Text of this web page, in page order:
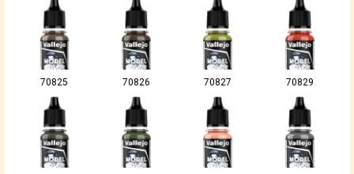
70825 70826 70827 70829